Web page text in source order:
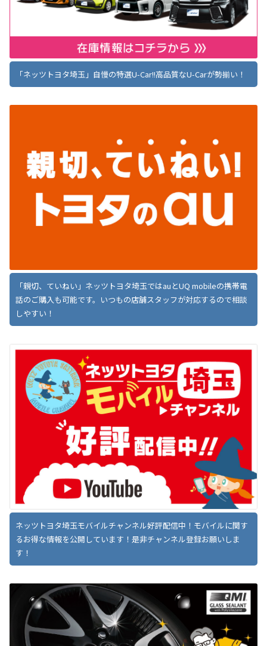
「ネッツトヨタ埼玉」自慢の特選U-Car!!高品質なU-Carが勢揃い！
「親切、ていねい」ネッツトヨタ埼玉ではauとUQ mobileの携帯電
話のご購入も可能です。いつもの店舗スタッフが対応するので相談
しやすい！
ネッツトヨタ埼玉モバイルチャンネル好評配信中！モバイルに関す
るお得な情報を公開しています！是非チャンネル登録お願いしま
す！